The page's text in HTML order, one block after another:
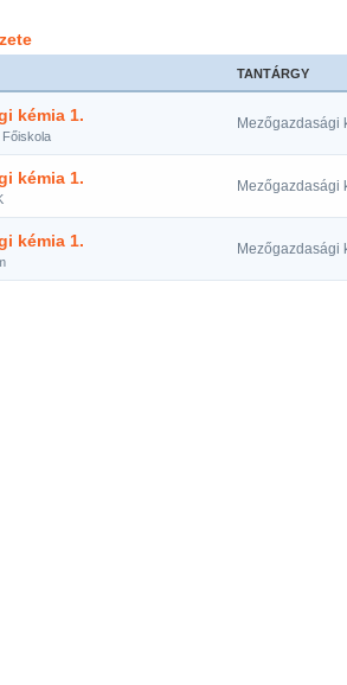
TANTÁRGY
kémia 1.
Főiskola
Mezőgazdasági
kémia 1. Mezőgazdasági
kémia 1. Mezőgazdasági